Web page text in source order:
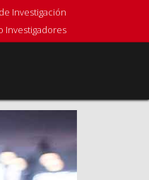
Investigación
Investigadores